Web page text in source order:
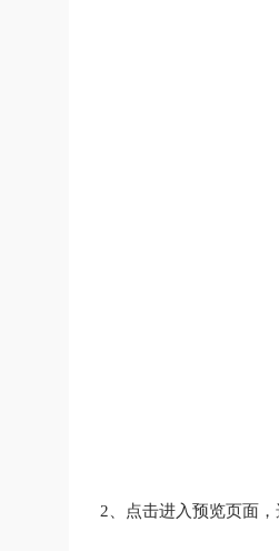
2、点击进入预览页面，